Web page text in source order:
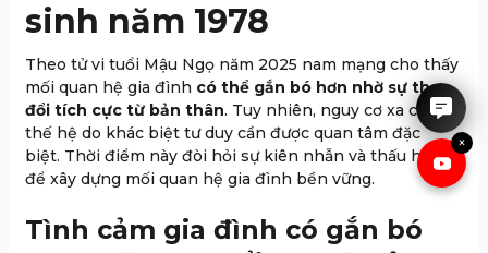
×
sinh năm 1978
Theo tử vi tuổi Mậu Ngọ năm 2025 nam mạng cho thấy
mối quan hệ gia đình có thể gắn bó hơn nhờ sự thay
đổi tích cực từ bản thân. Tuy nhiên, nguy cơ xa cách
thế hệ do khác biệt tư duy cần được quan tâm đặc
biệt. Thời điểm này đòi hỏi sự kiên nhẫn và thấu hiểu
để xây dựng mối quan hệ gia đình bền vững.
Tình cảm gia đình có gắn bó
IRUBY rất hân hạnh được tư